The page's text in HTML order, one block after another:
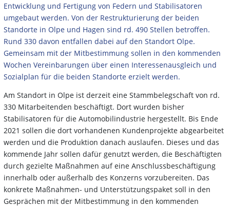
Entwicklung und Fertigung von Federn und Stabilisatoren
umgebaut werden. Von der Restrukturierung der beiden
Standorte in Olpe und Hagen sind rd. 490 Stellen betroffen.
Rund 330 davon entfallen dabei auf den Standort Olpe.
Gemeinsam mit der Mitbestimmung sollen in den kommenden
Wochen Vereinbarungen über einen Interessenausgleich und
Sozialplan für die beiden Standorte erzielt werden.
Am Standort in Olpe ist derzeit eine Stammbelegschaft von rd.
330 Mitarbeitenden beschäftigt. Dort wurden bisher
Stabilisatoren für die Automobilindustrie hergestellt. Bis Ende
2021 sollen die dort vorhandenen Kundenprojekte abgearbeitet
werden und die Produktion danach auslaufen. Dieses und das
kommende Jahr sollen dafür genutzt werden, die Beschäftigten
durch gezielte Maßnahmen auf eine Anschlussbeschäftigung
innerhalb oder außerhalb des Konzerns vorzubereiten. Das
konkrete Maßnahmen- und Unterstützungspaket soll in den
Gesprächen mit der Mitbestimmung in den kommenden